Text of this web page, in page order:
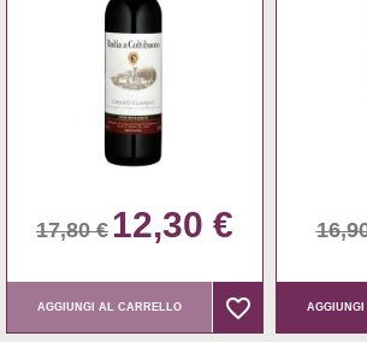
17,80 € 12,30 €
AGGIUNGI AL CARRELLO favorite_border
favorite_border